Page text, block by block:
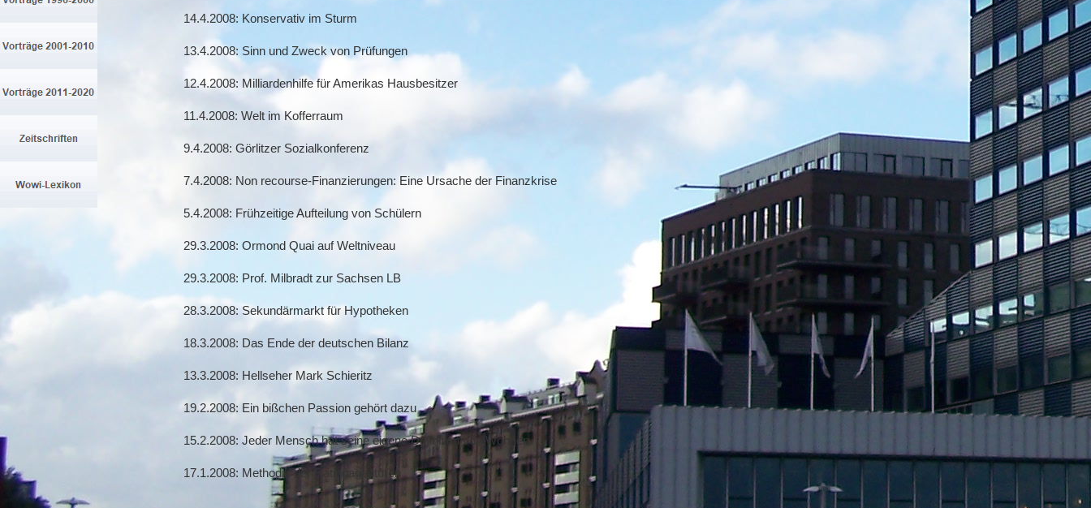
14.4.2008: Konservativ im Sturm
13.4.2008: Sinn und Zweck von Prüfungen
12.4.2008: Milliardenhilfe für Amerikas Hausbesitzer
11.4.2008: Welt im Kofferraum
9.4.2008: Görlitzer Sozialkonferenz
7.4.2008: Non recourse-Finanzierungen: Eine Ursache der Finanzkrise
5.4.2008: Frühzeitige Aufteilung von Schülern
29.3.2008: Ormond Quai auf Weltniveau
29.3.2008: Prof. Milbradt zur Sachsen LB
28.3.2008: Sekundärmarkt für Hypotheken
18.3.2008: Das Ende der deutschen Bilanz
13.3.2008: Hellseher Mark Schieritz
19.2.2008: Ein bißchen Passion gehört dazu
15.2.2008: Jeder Mensch hat seine eigene Definition von Wohnen
17.1.2008: Methodik der Ratingagenturen